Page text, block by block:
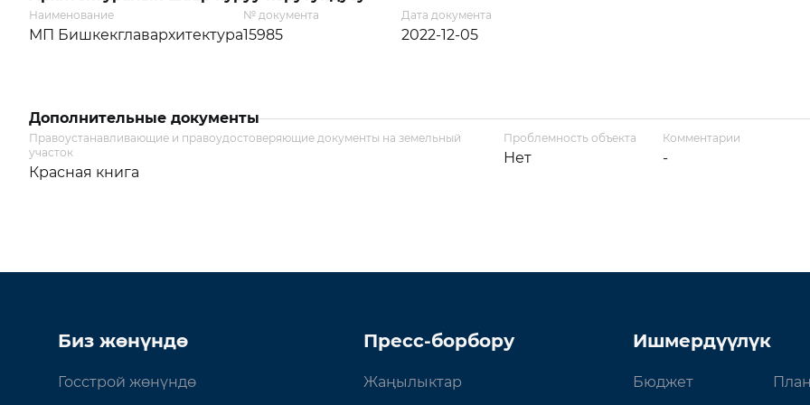
Наименование
МП Бишкекглавархитектура
№ документа
15985
Дата документа
2022-12-05
Дополнительные документы
Правоустанавливающие и правоудостоверяющие документы на земельный
участок
Красная книга
Проблемность объекта
Нет
Комментарии
-
Биз жөнүндө
Госстрой жөнүндө
Пресс-борбору
Жаңылыктар
Ишмердүүлүк
Бюджет